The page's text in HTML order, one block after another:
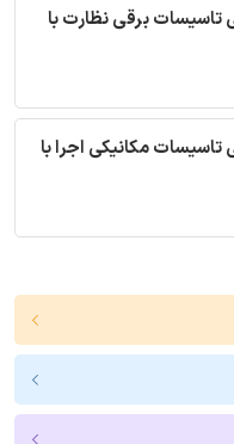
تاسیسات برقی نظارت با
مکانیکی اجرا با